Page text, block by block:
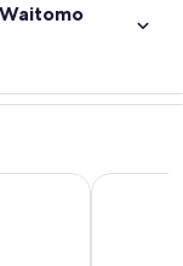
de WaitomoWaitomo